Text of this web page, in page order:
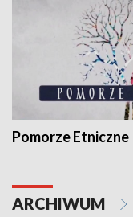
Pomorze Etniczne
ARCHIWUM